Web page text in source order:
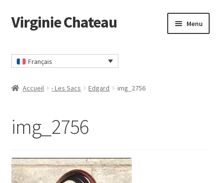
Passer
à
navigation
Passer
au
Virginie Chateau Menu
Contact
Panier
Français
Accueil - Les Sacs Edgard img_2756
img_2756